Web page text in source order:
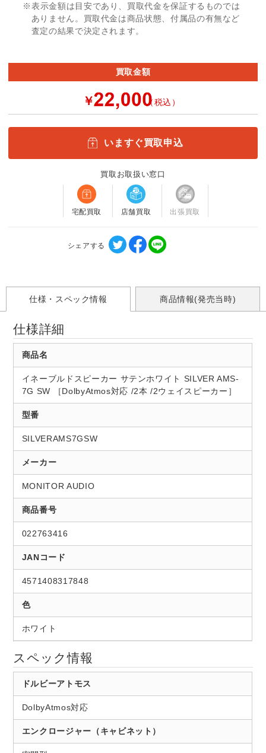
※表示金額は目安であり、買取代金を保証するものでは
ありません。買取代金は商品状態、付属品の有無など
査定の結果で決定されます。
買取金額
￥ （税込）
いますぐ買取申込
買取お取扱い窓口
宅配買取 店舗買取 出張買取
シェアする
仕様・スペック情報 商品情報(発売当時)
仕様詳細
商品名
イネーブルドスピーカー サテンホワイト SILVER AMS-
7G SW ［DolbyAtmos対応 /2本 /2ウェイスピーカー］
型番
SILVERAMS7GSW
メーカー
MONITOR AUDIO
商品番号
022763416
JANコード
4571408317848
色
ホワイト
スペック情報
ドルビーアトモス
DolbyAtmos対応
エンクロージャー（キャビネット）